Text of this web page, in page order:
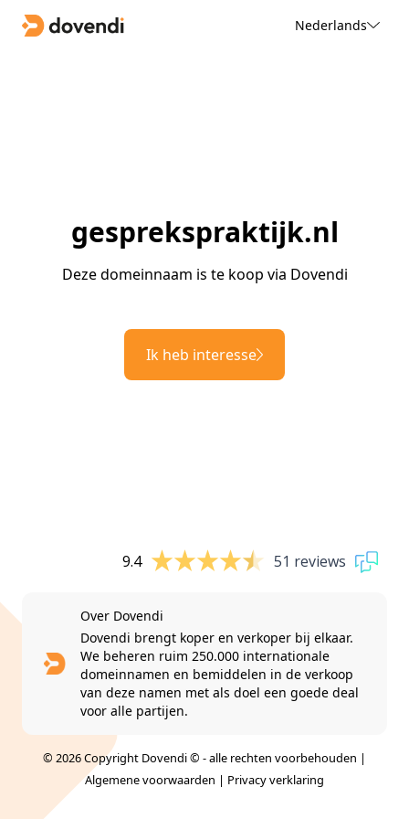
Nederlands
gesprekspraktijk.nl
Deze domeinnaam is te koop via Dovendi
Ik heb interesse
9.4 51 reviews
Over Dovendi
Dovendi brengt koper en verkoper bij elkaar.
We beheren ruim 250.000 internationale
domeinnamen en bemiddelen in de verkoop
van deze namen met als doel een goede deal
voor alle partijen.
© 2026 Copyright Dovendi © - alle rechten voorbehouden |
Algemene voorwaarden | Privacy verklaring